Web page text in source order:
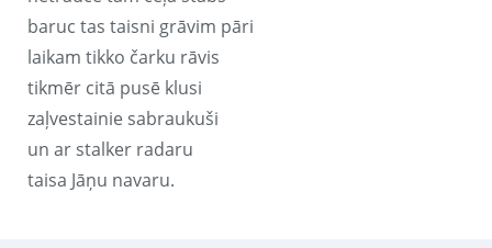
baruc tas taisni grāvim pāri
laikam tikko čarku rāvis
tikmēr citā pusē klusi
zaļvestainie sabraukuši
un ar stalker radaru
taisa Jāņu navaru.